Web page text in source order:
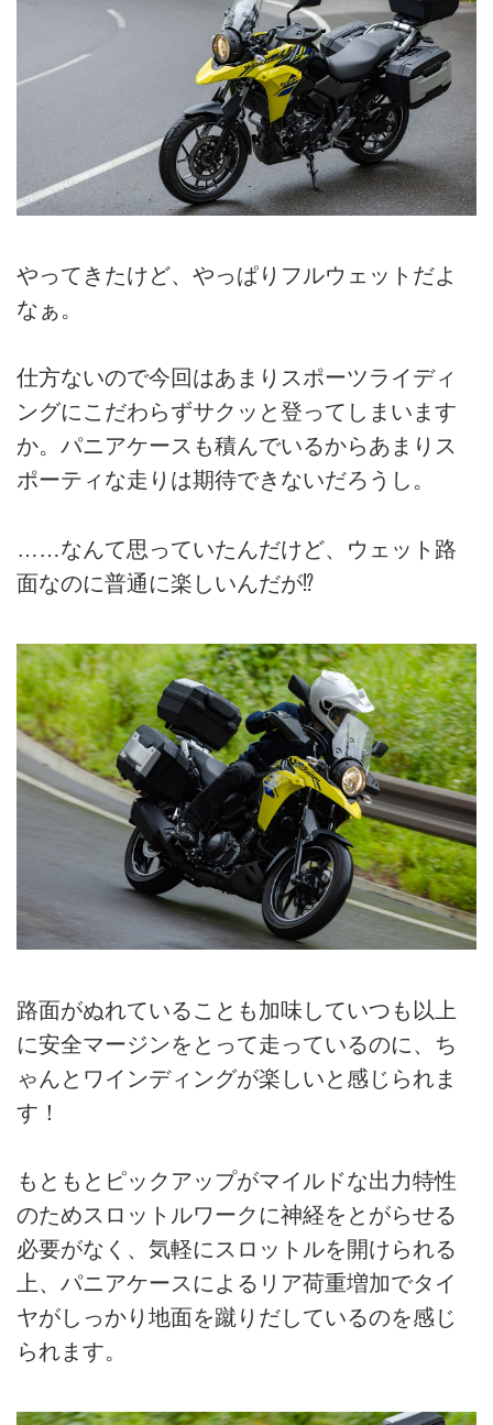
やってきたけど、やっぱりフルウェットだよ
なぁ。
仕方ないので今回はあまりスポーツライディ
ングにこだわらずサクッと登ってしまいます
か。パニアケースも積んでいるからあまりス
ポーティな走りは期待できないだろうし。
……なんて思っていたんだけど、ウェット路
面なのに普通に楽しいんだが⁉
路面がぬれていることも加味していつも以上
に安全マージンをとって走っているのに、ち
ゃんとワインディングが楽しいと感じられま
す！
もともとピックアップがマイルドな出力特性
のためスロットルワークに神経をとがらせる
必要がなく、気軽にスロットルを開けられる
上、パニアケースによるリア荷重増加でタイ
ヤがしっかり地面を蹴りだしているのを感じ
られます。